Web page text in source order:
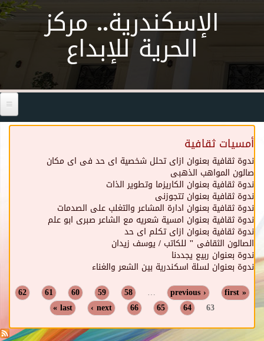
الإسكندرية.. مركز
الحرية للإبداع
أمسيات ثقافية
ندوة ثقافية بعنوان ازاى تحلل شخصية اى حد فى اى مكان
صالون المواهب الذهبى
ندوة ثقافية بعنوان الكاريزما وتطوير الذات
ندوة ثقافية بعنوان تتجوزنى
ندوة ثقافية بعنوان ادارة المشاعر والتغلب على الصدمات
ندوة ثقافية بعنوان امسية شعريه مع الشاعر صبرى ابو علم
ندوة ثقافية بعنوان ازاى تكلم اى حد
الصالون الثقافى " للكاتب / يوسف زيدان
ندوة بعنوان ربيع يجددنا
ندوة بعنوان لسلة اسكندرية بين الشعر والغناء
Pages
« first
‹ previous
…
58
59
60
61
62
63
64
65
66
next ›
last »